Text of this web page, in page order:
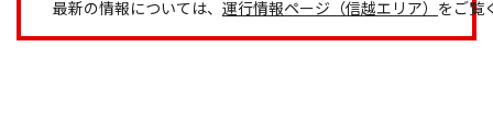
最新の情報については、 運行情報ページ（信越エリア） をご覧